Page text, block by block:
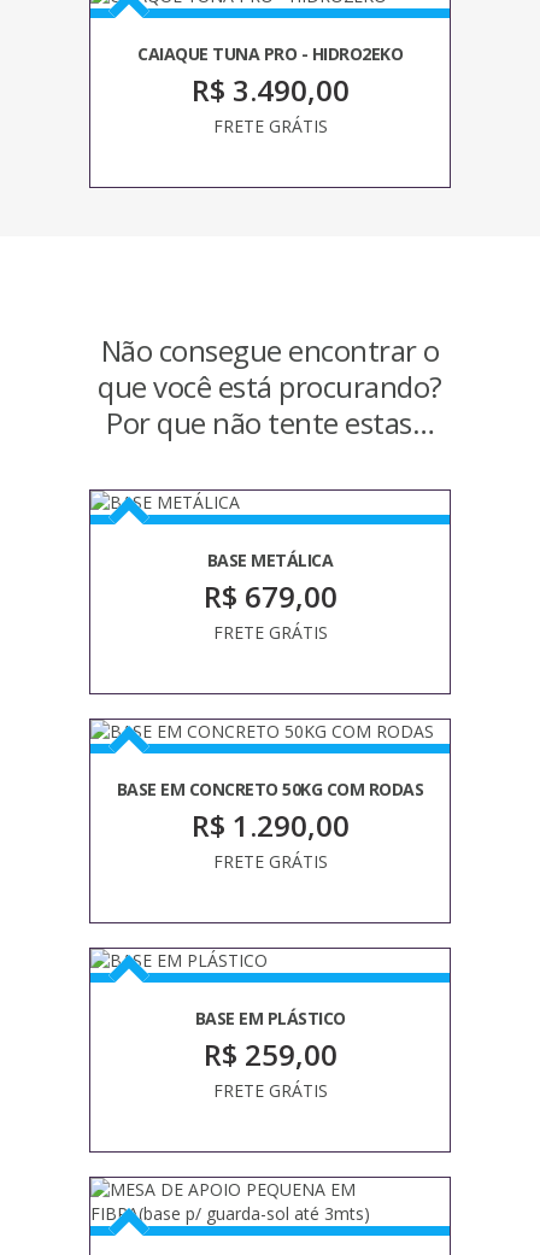
CAIAQUE TUNA PRO - HIDRO2EKO
R$ 3.490,00
FRETE GRÁTIS
Não consegue encontrar o
que você está procurando?
Por que não tente estas…
BASE METÁLICA
R$ 679,00
FRETE GRÁTIS
BASE EM CONCRETO 50KG COM RODAS
R$ 1.290,00
FRETE GRÁTIS
BASE EM PLÁSTICO
R$ 259,00
FRETE GRÁTIS